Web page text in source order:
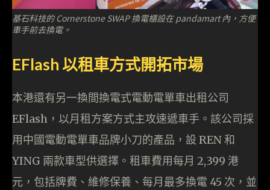
基石科技的 Cornerstone SWAP 換電櫃設在 pandamart 內，方便
車手前去換電。
EFlash 以租車方式開拓市場
本港還有另一換間換電式電動電單車出租公司
EFlash，以月租方案方式主攻速遞車手。該公司採
用中國電動電單車品牌小刀的產品，設 REN 和
YING 兩款車型供選擇。租車費用每月 2,399 港
元，包括牌費、維修保養、每月最多換電 45 次，並